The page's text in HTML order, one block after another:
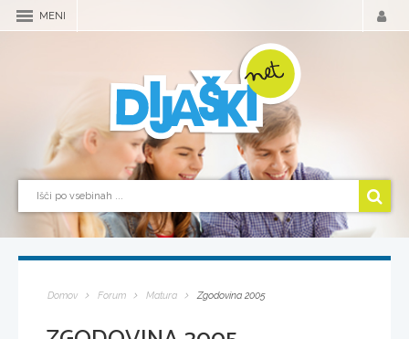
MENI
Domov Forum Matura Zgodovina 2005